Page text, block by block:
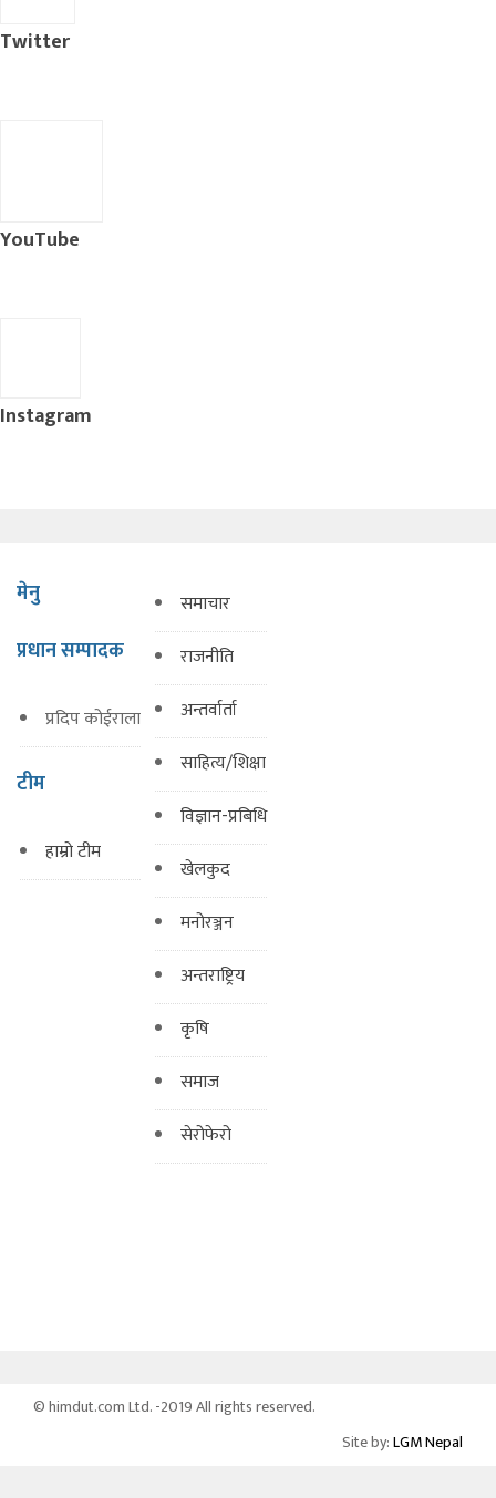
Twitter
YouTube
Instagram
मेनु
प्रधान सम्पादक
प्रदिप कोईराला
टीम
हाम्रो टीम
समाचार
राजनीति
अन्तर्वार्ता
साहित्य/शिक्षा
विज्ञान-प्रबिधि
खेलकुद
मनोरञ्जन
अन्तराष्ट्रिय
कृषि
समाज
सेरोफेरो
© himdut.com Ltd. -2019 All rights reserved.
Site by:LGM Nepal